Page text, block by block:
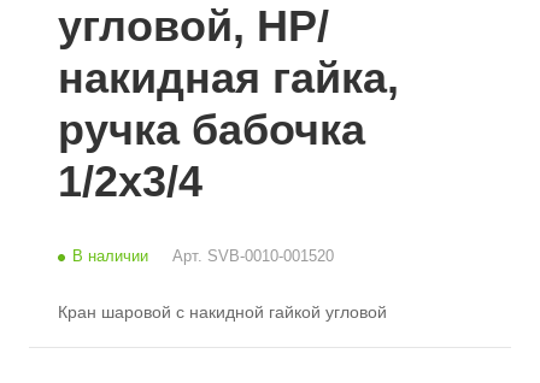
угловой, НР/
накидная гайка,
ручка бабочка
1/2x3/4
В наличии Арт. SVB-0010-001520
Кран шаровой с накидной гайкой угловой